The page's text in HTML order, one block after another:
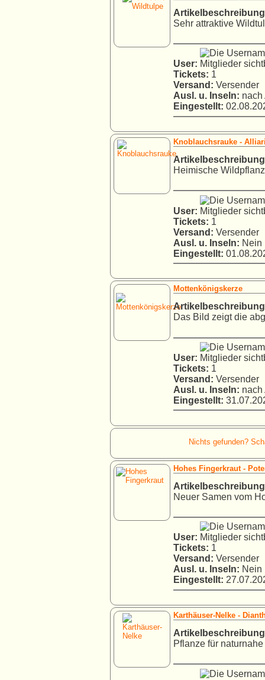
Sehr attraktive
User:
Tickets: 1
Versand: Versender
Ausl. u. Inseln: nach
Eingestellt:
Knoblauchsrauke -
Heimische
User:
Tickets: 1
Versand: Versender
Ausl. u. Inseln: Nein
Eingestellt:
Mottenkönigskerze
Das Bild zeigt die
User:
Tickets: 1
Versand: Versender
Ausl. u. Inseln: nach
Eingestellt:
Nichts gefunden?
Hohes Fingerkraut -
Neuer Samen vom
User:
Tickets: 1
Versand: Versender
Ausl. u. Inseln: Nein
Eingestellt:
Karthäuser-Nelke -
Pflanze für